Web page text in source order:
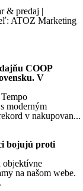
& predaj |
ATOZ Marketing
COOP
V
moderným
v nakupovan...
bojujú proti
objektívne
na našom webe.